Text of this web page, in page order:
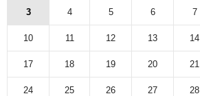
3 4 5 6 7
10 11 12 13 14
17 18 19 20 21
24 25 26 27 28